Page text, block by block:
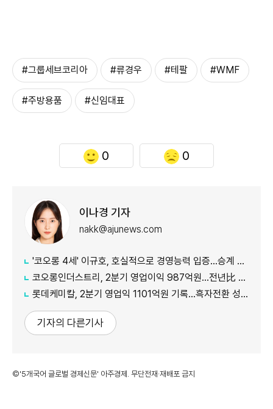
#그룹세브코리아 #류경우 #테팔 #WMF
#주방용품 #신임대표
0 0
이나경 기자
nakk@ajunews.com
'코오롱 4세' 이규호, 호실적으로 경영능력 입증…승계 기반 강화
코오롱인더스트리, 2분기 영업이익 987억원...전년比 118% 증가
롯데케미칼, 2분기 영업익 1101억원 기록...흑자전환 성공
기자의 다른기사
©'5개국어 글로벌 경제신문' 아주경제. 무단전재·재배포 금지